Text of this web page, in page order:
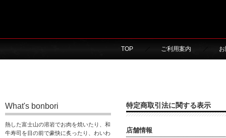
TOP ご利用案内
特定商取引法に関する表示
店舗情報
What's bonbori
熱した富士山の溶岩でお肉を焼いたり、和
牛寿司を目の前で豪快に炙ったり、わいわ